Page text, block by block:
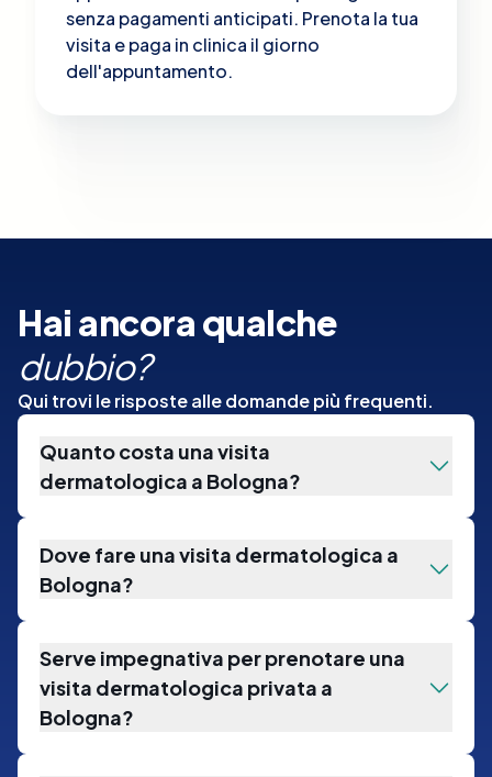
senza pagamenti anticipati. Prenota la tua
visita e paga in clinica il giorno
dell'appuntamento.
Hai ancora qualche
dubbio?
Qui trovi le risposte alle domande più frequenti.
Quanto costa una visita
dermatologica a Bologna?
Dove fare una visita dermatologica a
Bologna?
Serve impegnativa per prenotare una
visita dermatologica privata a
Bologna?